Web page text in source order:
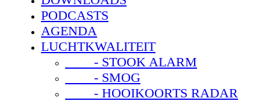
PODCASTS
AGENDA
LUCHTKWALITEIT
- STOOK ALARM
- SMOG
- HOOIKOORTS RADAR